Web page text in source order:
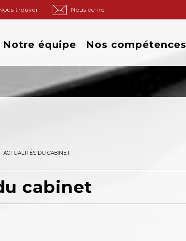
trouver Nous écrire
Notre équipe Nos compétences
ACTUALITÉS DU CABINET
cabinet